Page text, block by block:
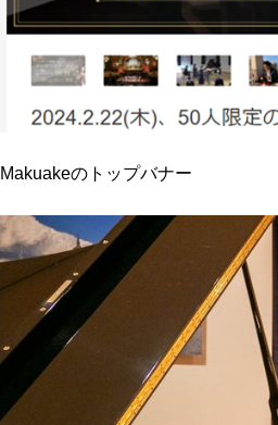
Makuakeのトップバナー